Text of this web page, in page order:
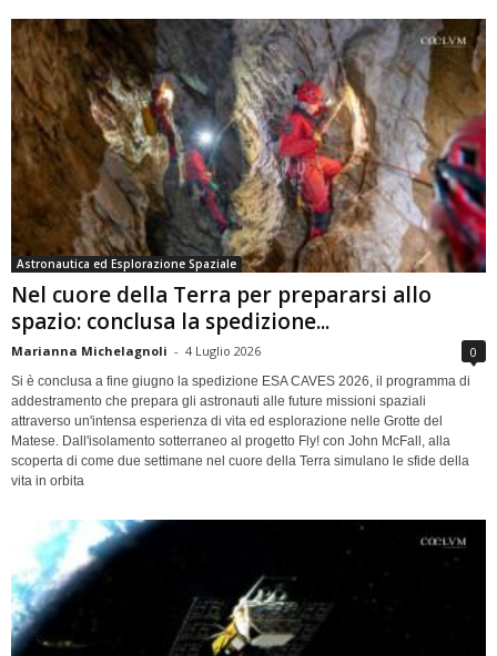
Astronautica ed Esplorazione Spaziale
Nel cuore della Terra per prepararsi allo
spazio: conclusa la spedizione...
Marianna Michelagnoli - 4 Luglio 2026 0
Si è conclusa a fine giugno la spedizione ESA CAVES 2026, il programma di
addestramento che prepara gli astronauti alle future missioni spaziali
attraverso un'intensa esperienza di vita ed esplorazione nelle Grotte del
Matese. Dall'isolamento sotterraneo al progetto Fly! con John McFall, alla
scoperta di come due settimane nel cuore della Terra simulano le sfide della
vita in orbita